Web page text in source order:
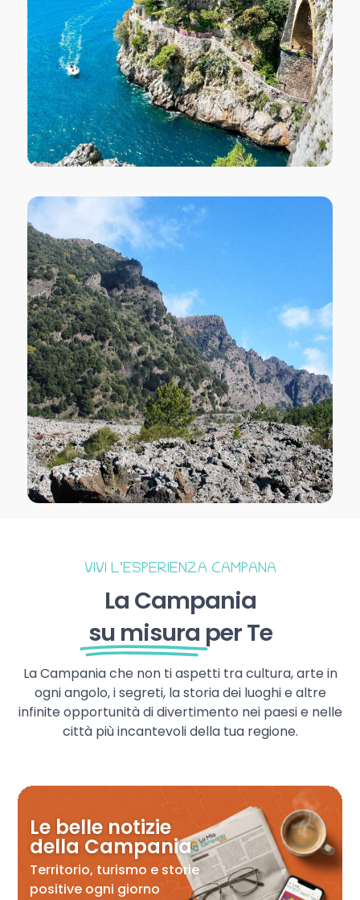
VIVI L’ESPERIENZA CAMPANA
La Campania
su misura per Te
La Campania che non ti aspetti tra cultura, arte in
ogni angolo, i segreti, la storia dei luoghi e altre
infinite opportunità di divertimento nei paesi e nelle
città più incantevoli della tua regione.
Le belle notizie
della Campania
Territorio, turismo e storie
positive ogni giorno